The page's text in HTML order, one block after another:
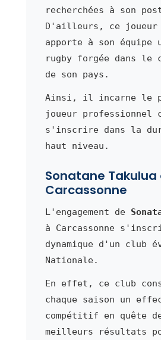
recherchées à son
D'ailleurs, ce joueur
apporte à son équipe
rugby forgée dans le
de son pays.
Ainsi, il incarne le
joueur professionnel
s'inscrire dans la
haut niveau.
Sonatane Takulua
Carcassonne
L'engagement de
à Carcassonne
dynamique d'un club
Nationale.
En effet, ce club
chaque saison un
compétitif en quête
meilleurs résultats